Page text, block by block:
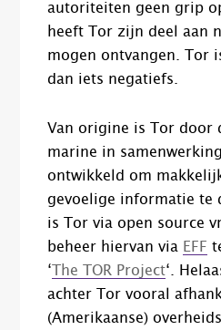
autoriteiten geen grip
heeft Tor zijn deel aan
mogen ontvangen. Tor
dan iets negatiefs.
Van origine is Tor door
marine in
ontwikkeld om
gevoelige informatie te
is Tor via open source
beheer hiervan via EFF
‘ The TOR Project‘.
achter Tor vooral
(Amerikaanse)